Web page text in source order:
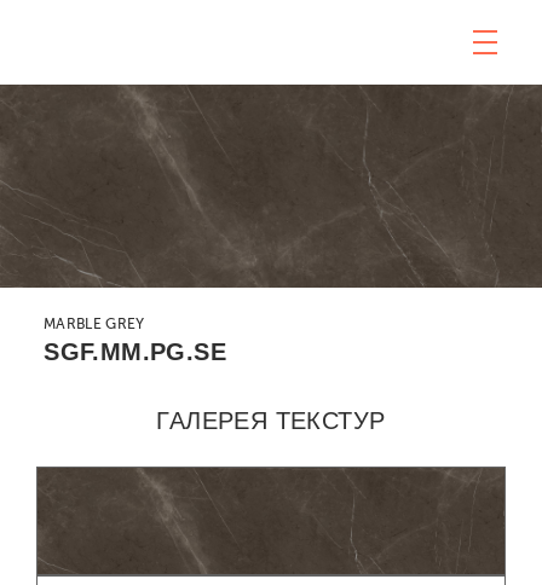
MARBLE GREY
SGF.MM.PG.SE
ГАЛЕРЕЯ ТЕКСТУР